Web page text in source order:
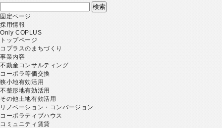
索:
固定ページ
採用情報
Only COPLUS
トップページ
コプラスのまちづくり
事業内容
不動産コンサルティング
コーポラ等価交換
狭小地有効活用
不整形地有効活用
その他土地有効活用
リノベーション・コンバージョン
コーポラティブハウス
コミュニティ賃貸